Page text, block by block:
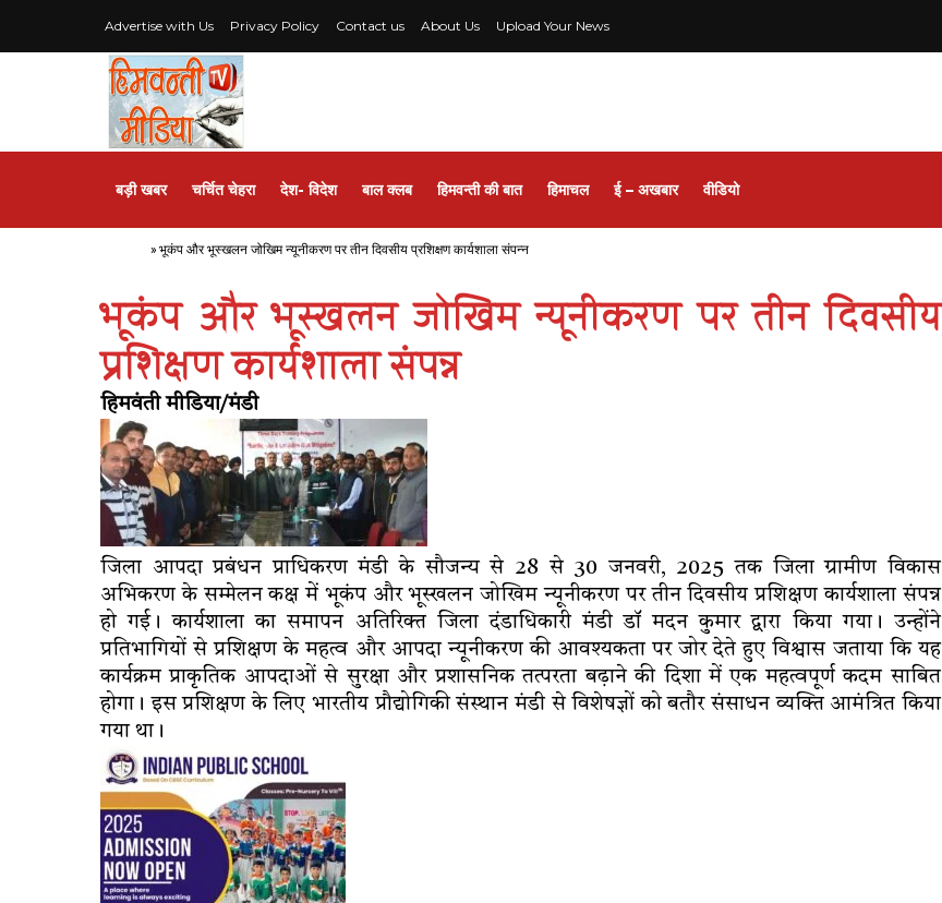
Advertise with Us Privacy Policy Contact us About Us Upload Your News
बड़ी खबर चर्चित चेहरा देश- विदेश बाल क्लब हिमवन्ती की बात हिमाचल ई – अखबार वीडियो
» भूकंप और भूस्खलन जोखिम न्यूनीकरण पर तीन दिवसीय प्रशिक्षण कार्यशाला संपन्न
भूकंप और भूस्खलन जोखिम न्यूनीकरण पर तीन दिवसीय
प्रशिक्षण कार्यशाला संपन्न
हिमवंती मीडिया/मंडी
जिला आपदा प्रबंधन प्राधिकरण मंडी के सौजन्य से 28 से 30 जनवरी, 2025 तक जिला ग्रामीण विकास
अभिकरण के सम्मेलन कक्ष में भूकंप और भूस्खलन जोखिम न्यूनीकरण पर तीन दिवसीय प्रशिक्षण कार्यशाला संपन्न
हो गई। कार्यशाला का समापन अतिरिक्त जिला दंडाधिकारी मंडी डॉ मदन कुमार द्वारा किया गया। उन्होंने
प्रतिभागियों से प्रशिक्षण के महत्व और आपदा न्यूनीकरण की आवश्यकता पर जोर देते हुए विश्वास जताया कि यह
कार्यक्रम प्राकृतिक आपदाओं से सुरक्षा और प्रशासनिक तत्परता बढ़ाने की दिशा में एक महत्वपूर्ण कदम साबित
होगा। इस प्रशिक्षण के लिए भारतीय प्रौद्योगिकी संस्थान मंडी से विशेषज्ञों को बतौर संसाधन व्यक्ति आमंत्रित किया
गया था।